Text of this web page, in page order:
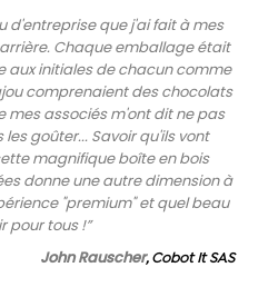
d'entreprise que j'ai fait à mes
Chaque emballage était
aux initiales de chacun comme
comprenaient des chocolats
mes associés m'ont dit ne pas
goûter... Savoir qu'ils vont
magnifique boîte en bois
donne une autre dimension à
"premium" et quel beau
pour tous !”
John Rauscher, Cobot It SAS